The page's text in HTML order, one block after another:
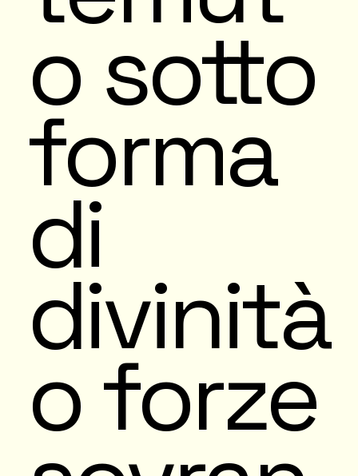
o sotto
forma
di
divinità
o forze